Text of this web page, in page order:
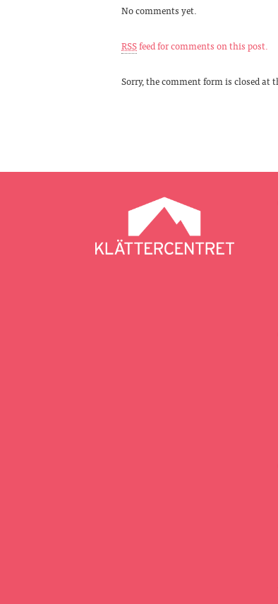
No comments yet.
RSSfeed for comments on this post.
Sorry, the comment form is closed at